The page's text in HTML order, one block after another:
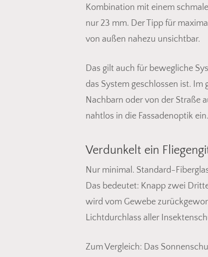
Kombination mit einem
nur 23 mm. Der Tipp für
von außen nahezu unsichtbar.
Das gilt auch für bewegliche
das System geschlossen ist.
Nachbarn oder von der Straße
nahtlos in die Fassadenoptik ein.
Verdunkelt ein
Nur minimal. Standard-
Das bedeutet: Knapp zwei
wird vom Gewebe
Lichtdurchlass aller
Zum Vergleich: Das